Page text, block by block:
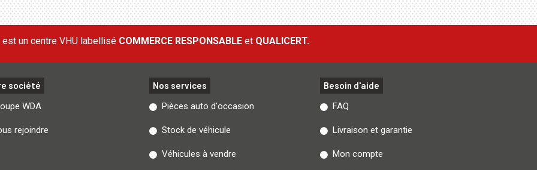
est un centre VHU labellisé COMMERCE RESPONSABLE et QUALICERT.
société
WDA
rejoindre
Nos services
Pièces auto d'occasion
Stock de véhicule
Véhicules à vendre
Besoin d'aide
FAQ
Livraison et garantie
Mon compte